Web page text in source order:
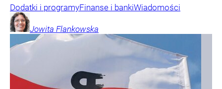
Dodatki i programyFinanse i bankiWiadomości
Jowita Flankowska